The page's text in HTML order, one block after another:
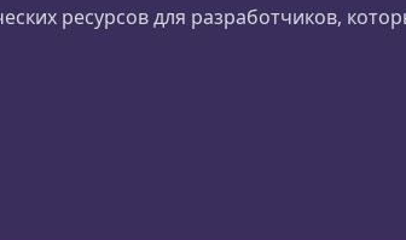
ресурсов для разработчиков,